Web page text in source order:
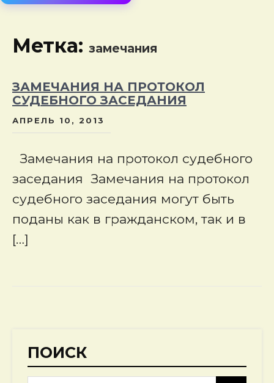
Метка: замечания
ЗАМЕЧАНИЯ НА ПРОТОКОЛ
СУДЕБНОГО ЗАСЕДАНИЯ
АПРЕЛЬ 10, 2013
Замечания на протокол судебного
заседания Замечания на протокол
судебного заседания могут быть
поданы как в гражданском, так и в
[…]
ПОИСК